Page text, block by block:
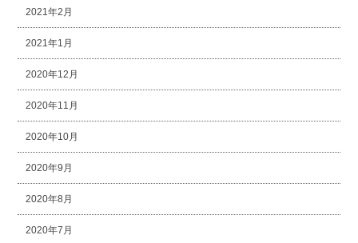
2021年2月
2021年1月
2020年12月
2020年11月
2020年10月
2020年9月
2020年8月
2020年7月